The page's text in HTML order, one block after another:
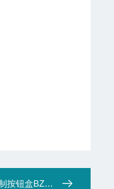
盒BZA-A2L